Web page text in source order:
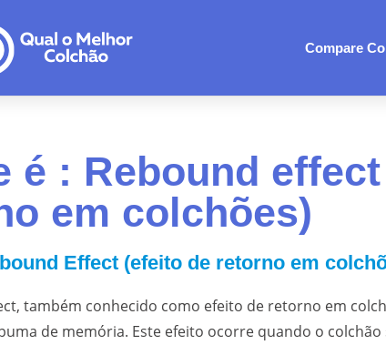
Compare
é : Rebound
em colchões)
Effect (efeito de retorno em
também conhecido como efeito de retorno em
de memória. Este efeito ocorre quando o